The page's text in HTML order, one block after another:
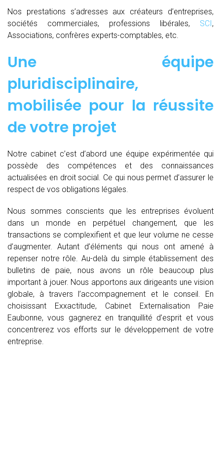
Nos prestations s’adresses aux créateurs d’entreprises,
sociétés commerciales, professions libérales, SCI,
Associations, confrères experts-comptables, etc.
Une équipe
pluridisciplinaire,
mobilisée pour la réussite
de votre projet
Notre cabinet c’est d’abord une équipe expérimentée qui
possède des compétences et des connaissances
actualisées en droit social. Ce qui nous permet d’assurer le
respect de vos obligations légales.
Nous sommes conscients que les entreprises évoluent
dans un monde en perpétuel changement, que les
transactions se complexifient et que leur volume ne cesse
d’augmenter. Autant d’éléments qui nous ont amené à
repenser notre rôle. Au-delà du simple établissement des
bulletins de paie, nous avons un rôle beaucoup plus
important à jouer. Nous apportons aux dirigeants une vision
globale, à travers l’accompagnement et le conseil. En
choisissant Exxactitude, Cabinet Externalisation Paie
Eaubonne, vous gagnerez en tranquillité d’esprit et vous
concentrerez vos efforts sur le développement de votre
entreprise.